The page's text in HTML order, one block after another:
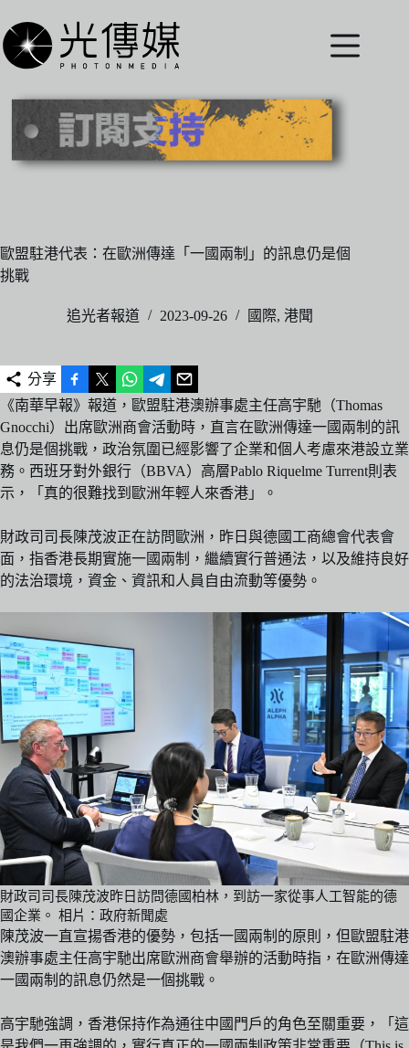
至
主
內
歐盟駐港代表：在歐洲傳達「一國兩制」的訊息仍是個
挑戰
追光者報道 2023-09-26 國際, 港聞
分享
《南華早報》報道，歐盟駐港澳辦事處主任高宇馳（Thomas
Gnocchi）出席歐洲商會活動時，直言在歐洲傳達一國兩制的訊
息仍是個挑戰，政治氛圍已經影響了企業和個人考慮來港設立業
務。西班牙對外銀行（BBVA）高層Pablo Riquelme Turrent則表
示，「真的很難找到歐洲年輕人來香港」。
財政司司長陳茂波正在訪問歐洲，昨日與德國工商總會代表會
面，指香港長期實施一國兩制，繼續實行普通法，以及維持良好
的法治環境，資金、資訊和人員自由流動等優勢。
財政司司長陳茂波昨日訪問德國柏林，到訪一家從事人工智能的德
國企業。 相片：政府新聞處
陳茂波一直宣揚香港的優勢，包括一國兩制的原則，但歐盟駐港
澳辦事處主任高宇馳出席歐洲商會舉辦的活動時指，在歐洲傳達
一國兩制的訊息仍然是一個挑戰。
高宇馳強調，香港保持作為通往中國門戶的角色至關重要，「這